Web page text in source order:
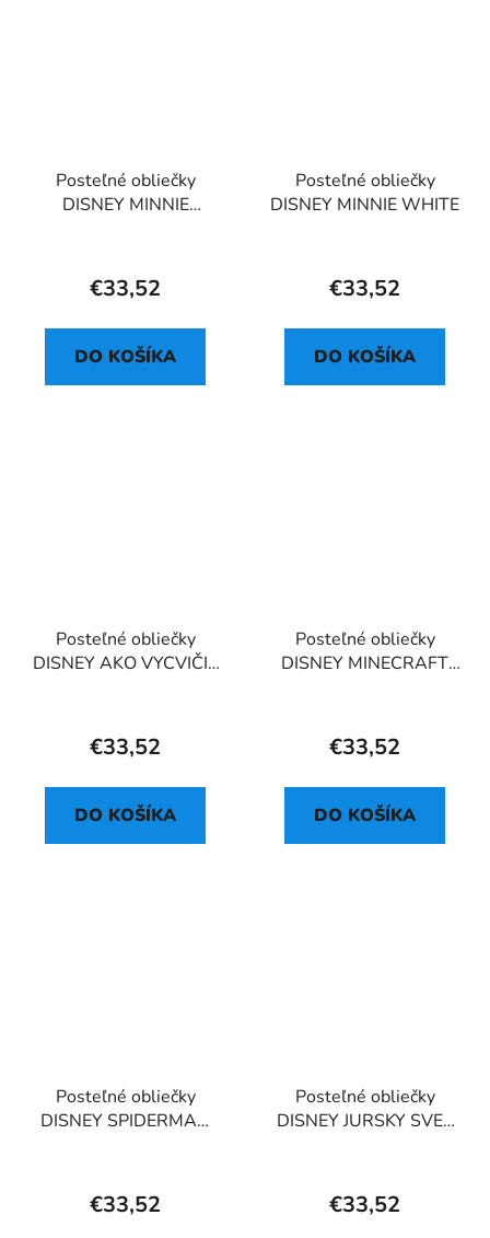
Posteľné obliečky
DISNEY MINNIE
€33,52
DO KOŠÍKA
Posteľné obliečky
DISNEY MINNIE WHITE
€33,52
DO KOŠÍKA
Posteľné obliečky
DISNEY AKO VYCVIČIŤ
€33,52
DO KOŠÍKA
Posteľné obliečky
DISNEY MINECRAFT
€33,52
DO KOŠÍKA
Posteľné obliečky
DISNEY SPIDERMAN
€33,52
Posteľné obliečky
DISNEY JURSKY SVET
€33,52